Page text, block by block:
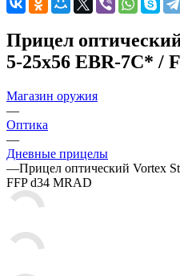
Прицел
5-25x56 EBR-7C* /
Магазин оружия
—
Оптика
—
Дневные прицелы
—Прицел оптический Vortex
FFP d34 MRAD